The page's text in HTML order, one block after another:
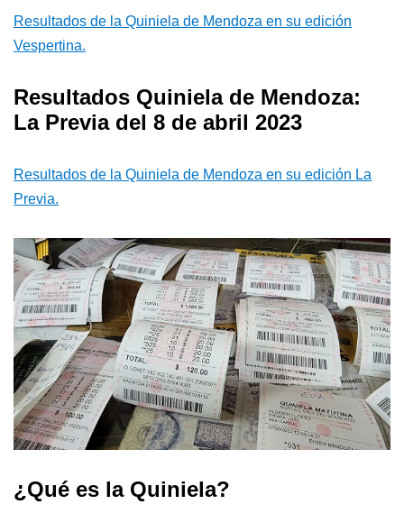
Resultados de la Quiniela de Mendoza en su edición
Vespertina.
Resultados Quiniela de Mendoza:
La Previa del 8 de abril 2023
Resultados de la Quiniela de Mendoza en su edición La
Previa.
¿Qué es la Quiniela?